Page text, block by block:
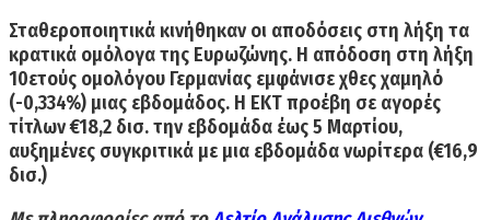
Σταθεροποιητικά κινήθηκαν οι αποδόσεις στη λήξη τα
κρατικά ομόλογα της Ευρωζώνης. Η απόδοση στη λήξη
10ετούς ομολόγου Γερμανίας εμφάνισε χθες χαμηλό
(-0,334%) μιας εβδομάδος. Η ΕΚΤ προέβη σε αγορές
τίτλων €18,2 δισ. την εβδομάδα έως 5 Μαρτίου,
αυξημένες συγκριτικά με μια εβδομάδα νωρίτερα (€16,9
δισ.)